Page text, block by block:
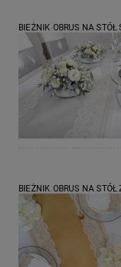
BIEŻNIK OBRUS NA
BIEŻNIK OBRUS NA